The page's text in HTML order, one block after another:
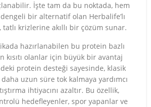
İşte tam da bu noktada, hem
bir alternatif olan Herbalife’lı
tatlı krizlerine akıllı bir çözüm sunar.
hazırlanabilen bu protein bazlı
kısıtı olanlar için büyük bir avantaj
protein desteği sayesinde, klasik
daha uzun süre tok kalmaya yardımcı
ihtiyacını azaltır. Bu özellik,
hedefleyenler, spor yapanlar ve